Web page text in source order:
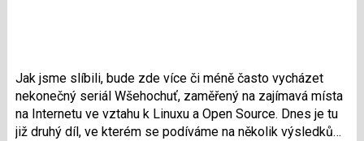
Jak jsme slíbili, bude zde více či méně často vycházet
nekonečný seriál Wšehochuť, zaměřený na zajímavá místa
na Internetu ve vztahu k Linuxu a Open Source. Dnes je tu
již druhý díl, ve kterém se podíváme na několik výsledků